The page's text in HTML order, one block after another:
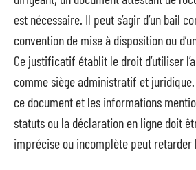
est nécessaire. Il peut s’agir d’un bail
convention de mise à disposition ou
Ce justificatif établit le droit d’utiliser
comme siège administratif et
ce document et les informations
statuts ou la déclaration en ligne doit
imprécise ou incomplète peut retarder